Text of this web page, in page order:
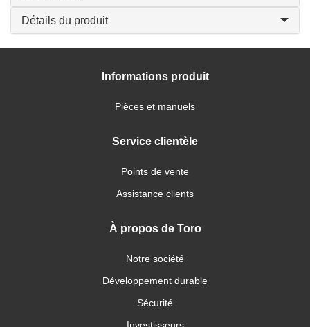
Détails du produit
Informations produit
Pièces et manuels
Service clientèle
Points de vente
Assistance clients
À propos de Toro
Notre société
Développement durable
Sécurité